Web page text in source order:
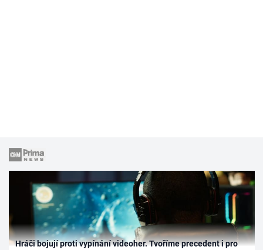
Hráči bojují proti vypínání videoher. Tvoříme precedent i pro